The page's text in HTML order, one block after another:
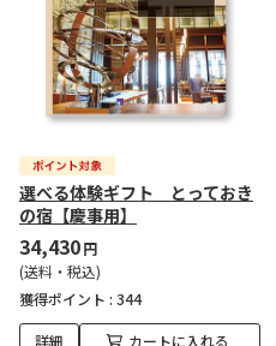
選べる体験ギフト とっておき
の宿【慶事用】
34,430円
(送料・税込)
獲得ポイント : 344
詳細 カートに入れる